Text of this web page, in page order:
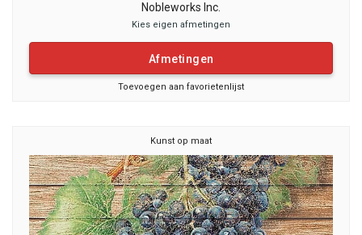
Nobleworks Inc.
Kies eigen afmetingen
Afmetingen
Toevoegen aan favorietenlijst
Kunst op maat